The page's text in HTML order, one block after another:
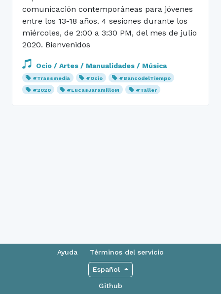
comunicación contemporáneas para jóvenes
entre los 13-18 años. 4 sesiones durante los
miércoles, de 2:00 a 3:30 PM, del mes de julio
2020. Bienvenidos
Ocio / Artes / Manualidades / Música
#Transmedia #Ocio
#BancodelTiempo
#2020
#LucasJaramilloM #Taller
Ayuda Términos del servicio
Español
Github